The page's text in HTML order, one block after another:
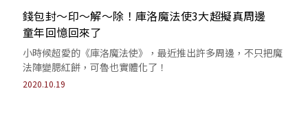
錢包封～印～解～除！庫洛魔法使3大超擬真周邊
童年回憶回來了
小時候超愛的《庫洛魔法使》，最近推出許多周邊，不只把魔
法陣變腮紅餅，可魯也實體化了！
2020.10.19